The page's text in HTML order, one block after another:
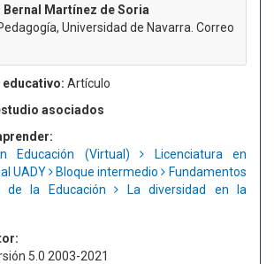
Bernal Martínez de Soria
Universidad de Navarra. Correo
Artículo
asociados
Educación (Virtual)
Licenciatura en
UADY
Bloque intermedio
Fundamentos
de la Educación
La diversidad en la
5.0 2003-2021